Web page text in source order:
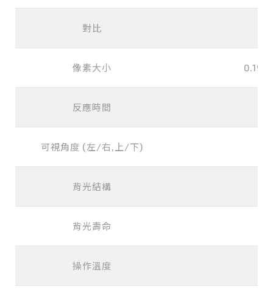
對比
像素大小
反應時間
可視角度 (左/右,上/下)
背光結構
背光壽命
操作溫度